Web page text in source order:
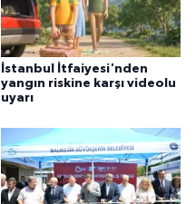
İstanbul İtfaiyesi'nden
yangın riskine karşı videolu
uyarı